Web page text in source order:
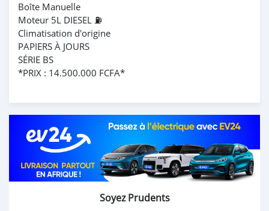
Boîte Manuelle
Moteur 5L DIESEL ⛽️
Climatisation d'origine
PAPIERS À JOURS
SÉRIE BS
*PRIX : 14.500.000 FCFA*
Soyez Prudents